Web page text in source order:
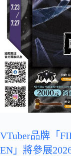
VTuber品牌「
EN」將參展